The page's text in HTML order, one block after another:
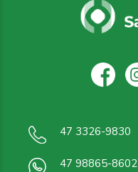
47 3326-9830
47 98865-8602